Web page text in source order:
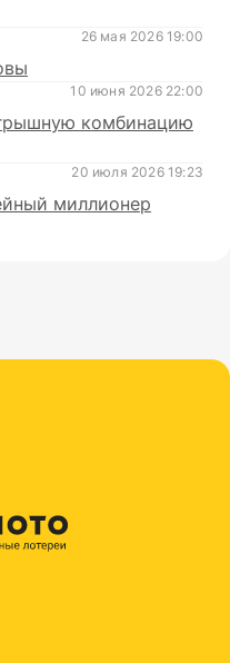
26 мая 2026 19:00
10 июня 2026 22:00
комбинацию
20 июля 2026 19:23
миллионер